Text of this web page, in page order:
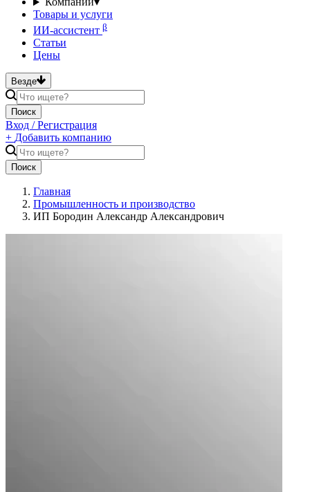
Товары и услуги
ИИ-ассистент β
Статьи
Цены
Везде
Поиск
Вход / Регистрация
+ Добавить компанию
Поиск
Главная
Промышленность и производство
ИП Бородин Александр Александрович